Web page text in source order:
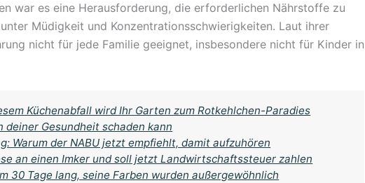
war es eine Herausforderung, die erforderlichen Nährstoffe zu
Müdigkeit und Konzentrationsschwierigkeiten. Laut ihrer
nicht für jede Familie geeignet, insbesondere nicht für Kinder in
Küchenabfall wird Ihr Garten zum Rotkehlchen-Paradies
deiner Gesundheit schaden kann
Warum der NABU jetzt empfiehlt, damit aufzuhören
an einen Imker und soll jetzt Landwirtschaftssteuer zahlen
30 Tage lang, seine Farben wurden außergewöhnlich